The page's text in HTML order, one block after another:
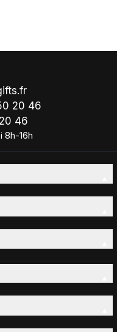
20 46
46
8h-16h